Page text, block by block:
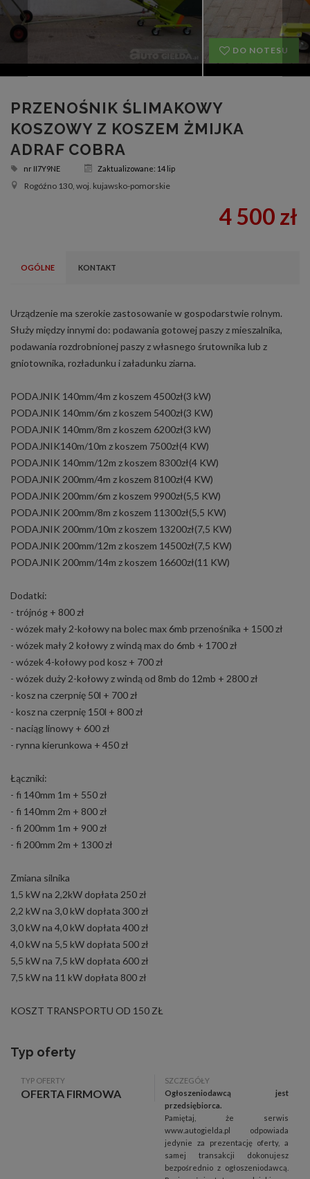
DO NOTESU
PRZENOŚNIK ŚLIMAKOWY
KOSZOWY Z KOSZEM ŻMIJKA
ADRAF COBRA
nr II7Y9NE Zaktualizowane: 14 lip
Rogóźno 130, woj. kujawsko-pomorskie
4 500 zł
OGÓLNE KONTAKT
Urządzenie ma szerokie zastosowanie w gospodarstwie rolnym.
Służy między innymi do: podawania gotowej paszy z mieszalnika,
podawania rozdrobnionej paszy z własnego śrutownika lub z
gniotownika, rozładunku i załadunku ziarna.
PODAJNIK 140mm/4m z koszem 4500zł(3 kW)
PODAJNIK 140mm/6m z koszem 5400zł(3 KW)
PODAJNIK 140mm/8m z koszem 6200zł(3 kW)
PODAJNIK140m/10m z koszem 7500zł(4 KW)
PODAJNIK 140mm/12m z koszem 8300zł(4 KW)
PODAJNIK 200mm/4m z koszem 8100zł(4 KW)
PODAJNIK 200mm/6m z koszem 9900zł(5,5 KW)
PODAJNIK 200mm/8m z koszem 11300zł(5,5 KW)
PODAJNIK 200mm/10m z koszem 13200zł(7,5 KW)
PODAJNIK 200mm/12m z koszem 14500zł(7,5 KW)
PODAJNIK 200mm/14m z koszem 16600zł(11 KW)
Dodatki:
- trójnóg + 800 zł
- wózek mały 2-kołowy na bolec max 6mb przenośnika + 1500 zł
- wózek mały 2 kołowy z windą max do 6mb + 1700 zł
- wózek 4-kołowy pod kosz + 700 zł
- wózek duży 2-kołowy z windą od 8mb do 12mb + 2800 zł
- kosz na czerpnię 50l + 700 zł
- kosz na czerpnię 150l + 800 zł
- naciąg linowy + 600 zł
- rynna kierunkowa + 450 zł
Łączniki:
- fi 140mm 1m + 550 zł
- fi 140mm 2m + 800 zł
- fi 200mm 1m + 900 zł
- fi 200mm 2m + 1300 zł
Zmiana silnika
1,5 kW na 2,2kW dopłata 250 zł
2,2 kW na 3,0 kW dopłata 300 zł
3,0 kW na 4,0 kW dopłata 400 zł
4,0 kW na 5,5 kW dopłata 500 zł
5,5 kW na 7,5 kW dopłata 600 zł
7,5 kW na 11 kW dopłata 800 zł
KOSZT TRANSPORTU OD 150 ZŁ
Typ oferty
TYP OFERTY
OFERTA FIRMOWA
SZCZEGÓŁY
Ogłoszeniodawcą jest
przedsiębiorca.
Pamiętaj, że serwis
www.autogielda.pl odpowiada
jedynie za prezentację oferty, a
samej transakcji dokonujesz
bezpośrednio z ogłoszeniodawcą.